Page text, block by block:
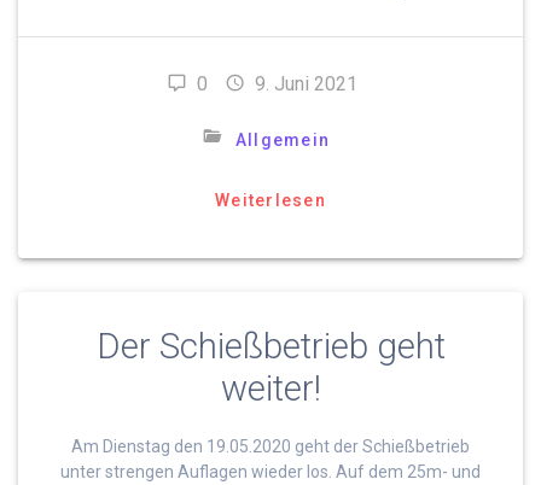
0 9. Juni 2021
Allgemein
Weiterlesen
Der Schießbetrieb geht
weiter!
Am Dienstag den 19.05.2020 geht der Schießbetrieb
unter strengen Auflagen wieder los. Auf dem 25m- und